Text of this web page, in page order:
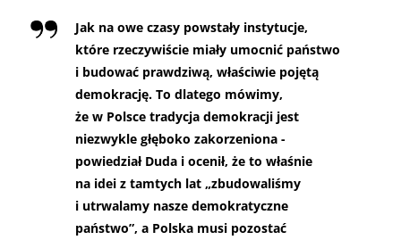
Jak na owe czasy powstały instytucje,
które rzeczywiście miały umocnić państwo
i budować prawdziwą, właściwie pojętą
demokrację. To dlatego mówimy,
że w Polsce tradycja demokracji jest
niezwykle głęboko zakorzeniona -
powiedział Duda i ocenił, że to właśnie
na idei z tamtych lat „zbudowaliśmy
i utrwalamy nasze demokratyczne
państwo”, a Polska musi pozostać